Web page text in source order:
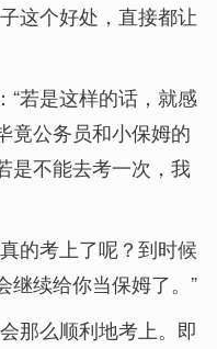
这个好处，直接都让
“若是这样的话，就感
竟公务员和小保姆的
是不能去考一次，我
的考上了呢？到时候
继续给你当保姆了。”
那么顺利地考上。即